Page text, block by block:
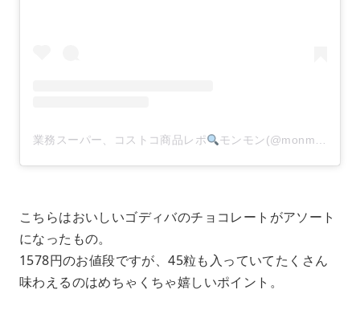
業務スーパー、コストコ商品レポ モンモン(@monmon.121)がシェアした投稿
こちらはおいしいゴディバのチョコレートがアソート
になったもの。
1578円のお値段ですが、45粒も入っていてたくさん
味わえるのはめちゃくちゃ嬉しいポイント。